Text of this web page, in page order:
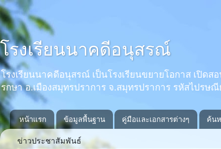
โรงเรียนนาคดีอนุสรณ์
โรงเรียนนาคดีอนุสรณ์ เป็นโรงเรียนขยายโอกาส เปิ
รกษา อ.เมืองสมุทรปราการ จ.สมุทรปราการ รหัสไปรษ
หน้าแรก ข้อมูลพื้นฐาน คู่มือและเอกสารต่างๆ ค้น
ข่าวประชาสัมพันธ์